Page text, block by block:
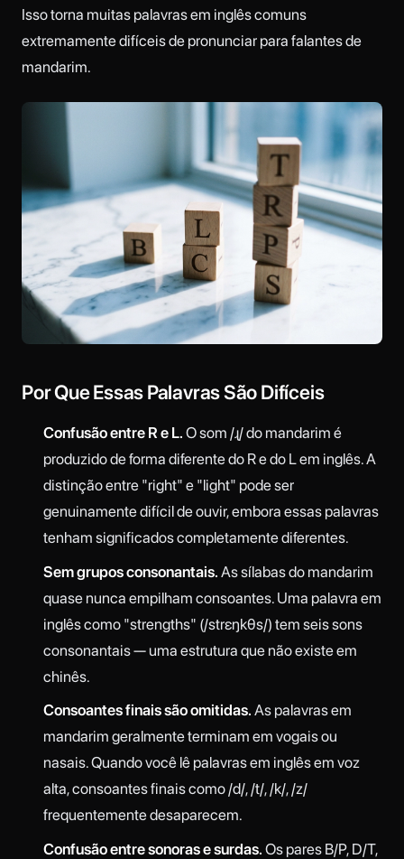
Isso torna muitas palavras em inglês comuns
extremamente difíceis de pronunciar para falantes de
mandarim.
Por Que Essas Palavras São Difíceis
Confusão entre R e L. O som /ɻ/ do mandarim é
produzido de forma diferente do R e do L em inglês. A
distinção entre "right" e "light" pode ser
genuinamente difícil de ouvir, embora essas palavras
tenham significados completamente diferentes.
Sem grupos consonantais. As sílabas do mandarim
quase nunca empilham consoantes. Uma palavra em
inglês como "strengths" (/strɛŋkθs/) tem seis sons
consonantais — uma estrutura que não existe em
chinês.
Consoantes finais são omitidas. As palavras em
mandarim geralmente terminam em vogais ou
nasais. Quando você lê palavras em inglês em voz
alta, consoantes finais como /d/, /t/, /k/, /z/
frequentemente desaparecem.
Confusão entre sonoras e surdas. Os pares B/P, D/T,